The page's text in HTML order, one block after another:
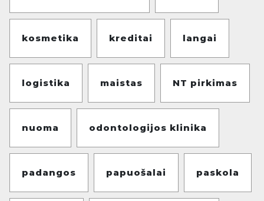
kosmetika kreditai langai
logistika maistas NT pirkimas
nuoma odontologijos klinika
padangos papuošalai paskola